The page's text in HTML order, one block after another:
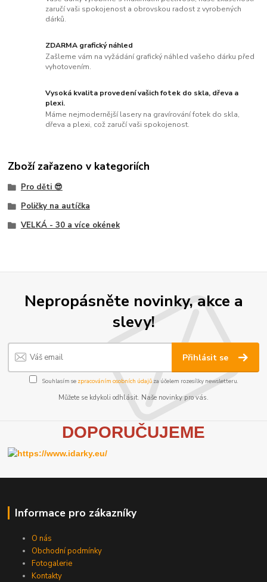
zaručí vaši spokojenost a obrovskou radost z vyrobených
dárků.
ZDARMA grafický náhled
Zašleme vám na vyžádání grafický náhled vašeho dárku před
vyhotovením.
Vysoká kvalita provedení vašich fotek do skla, dřeva a
plexi.
Máme nejmodernější lasery na gravírování fotek do skla,
dřeva a plexi, což zaručí vaši spokojenost.
Zboží zařazeno v kategoriích
Pro děti 😎
Poličky na autíčka
VELKÁ - 30 a více okének
Nepropásněte novinky, akce a
slevy!
Přihlásit se
Souhlasím se zpracováním osobních údajůza účelem rozesílky newsletteru.
Můžete se kdykoli odhlásit. Naše novinky pro vás.
DOPORUČUJEME
Informace pro zákazníky
O nás
Obchodní podmínky
Fotogalerie
Kontakty